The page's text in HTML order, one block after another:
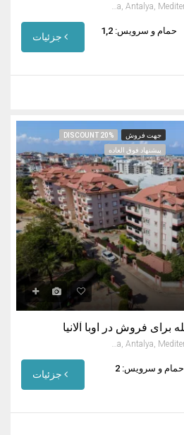
Küçük Hasbahçe Cami, 611 Caddesi, Küçükhasbahçe Mahallesi, Alanya, Antalya, Mediterranean Region, 07400, Turkey
حمام و سرویس: 1,2
جهت فروش
DISCOUNT 20%
پیشنهاد فوق العاده
Oba Mahallesi, Alanya, Antalya, Mediterranean Region, 07469, Turkey
حمام و سرویس: 2